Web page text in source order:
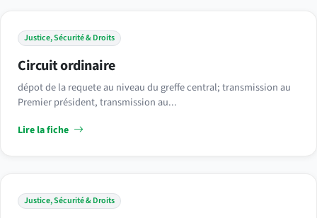
Justice, Sécurité & Droits
Circuit ordinaire
dépot de la requete au niveau du greffe central; transmission au
Premier président, transmission au...
Lire la fiche
Justice, Sécurité & Droits